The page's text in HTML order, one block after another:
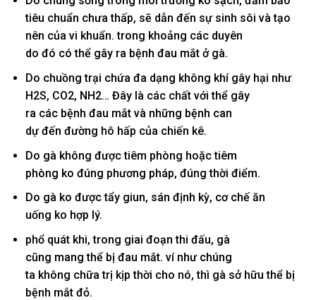
tiêu chuẩn chưathấp, sẽ dẫn đến sự sinh sôi và tạo
nên của vi khuẩn.trong khoảng các duyên
do đó có thể gây ra bệnh đau mắt ở gà.
Do chuồng trại chứa đa dạng không khí gây hại như
H2S, CO2, NH2… Đây là cácchất với thể gây
ra cácbệnh đau mắt và những bệnh can
dự đến đường hô hấp của chiến kê.
Do gà không được tiêm phòng hoặc tiêm
phòng ko đúng phương pháp, đúngthời điểm.
Do gà ko được tẩy giun, sán định kỳ, cơ chế ăn
uống ko hợp lý.
phổ quát khi, trong giai đoạn thi đấu, gà
cũng mang thể bị đau mắt. ví nhưchúng
ta không chữa trị kịp thời cho nó, thì gà sở hữu thể bị
bệnh mắt đỏ.